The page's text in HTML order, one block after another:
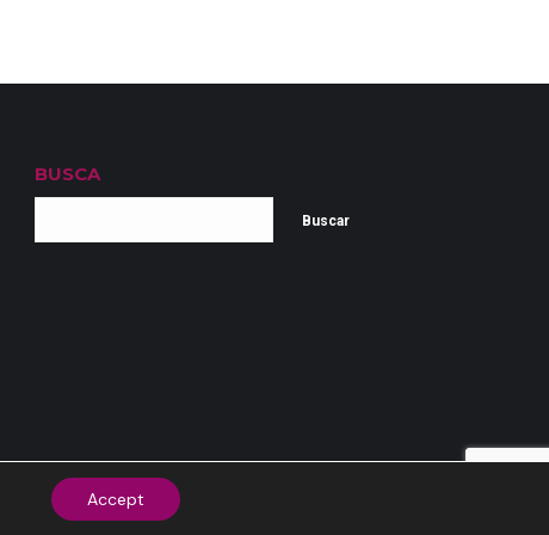
BUSCA
Buscar
Política de cookies
Accept